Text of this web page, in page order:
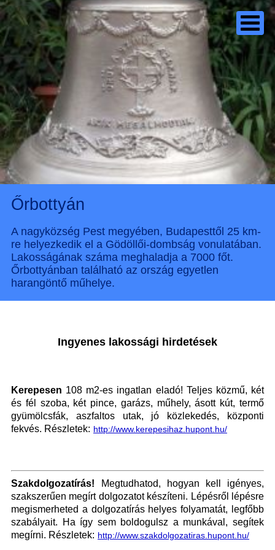
Őrbottyán
A nagyközség Pest megyében, Budapesttől 25 km-
re helyezkedik el a Gödöllői-dombság vonulatában.
Lakosságának száma meghaladja a 7000 főt.
Őrbottyánban található az ország egyetlen
harangöntő műhelye.
Ingyenes lakossági hirdetések
Kerepesen 108 m2-es ingatlan eladó! Teljes közmű, két
és fél szoba, két pince, garázs, műhely, ásott kút, termő
gyümölcsfák, aszfaltos utak, jó közlekedés, központi
fekvés. Részletek: http://www.kerepesihaz.hupont.hu/
Szakdolgozatírás!
Megtudhatod, hogyan kell igényes,
szakszerűen megírt dolgozatot készíteni. Lépésről lépésre
megismerheted a dolgozatírás helyes folyamatát, legfőbb
szabályait. Ha így sem boldogulsz a munkával, segítek
megírni. Részletek: http://www.szakdolgozatiras.hupont.hu/